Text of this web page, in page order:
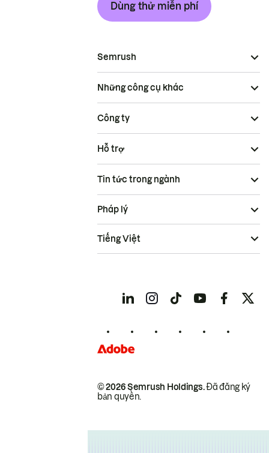
Dùng thử miễn phí
Semrush
Những công cụ khác
Công ty
Hỗ trợ
Tin tức trong ngành
© 2026 Semrush Holdings.Đã đăng ký
bản quyền.
Pháp lý
Tiếng Việt